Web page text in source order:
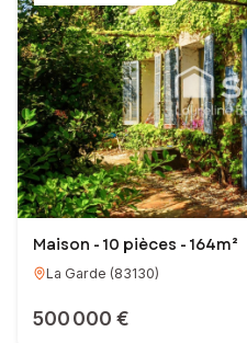
Maison - 10 pièces - 164m²
La Garde (83130)
500 000 €